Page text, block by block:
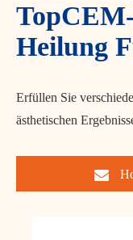
Heilung
Erfüllen Sie
ästhetischen